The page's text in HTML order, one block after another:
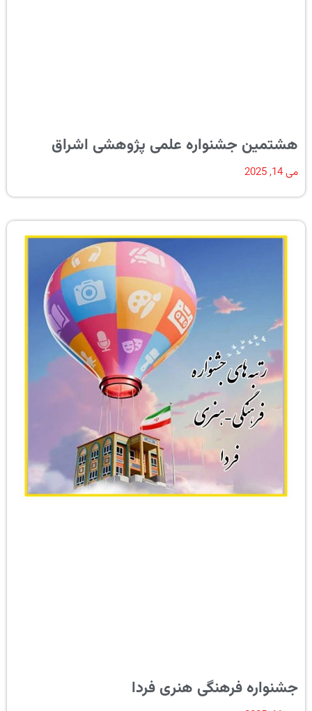
هشتمین جشنواره علمی پژوهشی اشراق
می 14, 2025
جشنواره فرهنگی هنری فردا